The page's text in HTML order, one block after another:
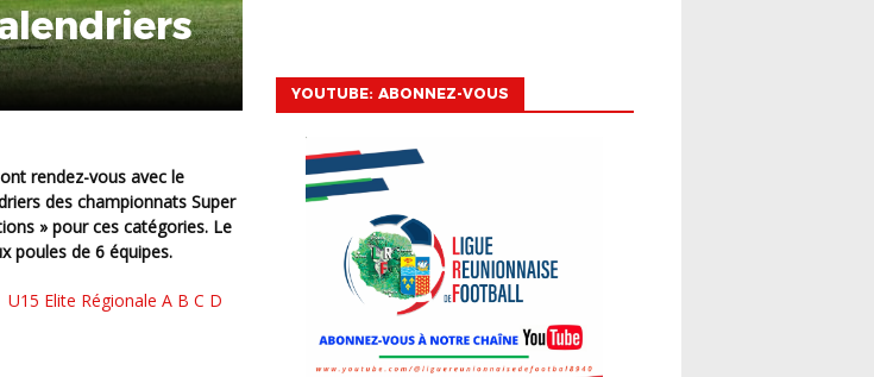
des championnats Super
» pour ces catégories. Le
poules de 6 équipes.
U15 Elite Régionale A B C D
YOUTUBE: ABONNEZ-VOUS